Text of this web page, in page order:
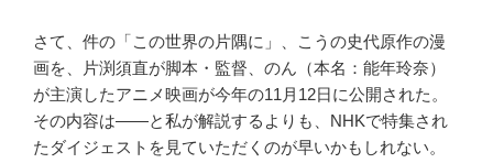
さて、件の「この世界の片隅に」、こうの史代原作の漫
画を、片渕須直が脚本・監督、のん（本名：能年玲奈）
が主演したアニメ映画が今年の11月12日に公開された。
その内容は――と私が解説するよりも、NHKで特集され
たダイジェストを見ていただくのが早いかもしれない。